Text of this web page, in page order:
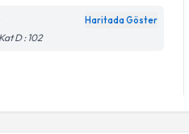
Haritada Göster
D : 102